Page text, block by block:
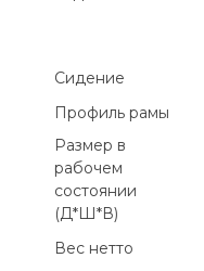
Сидение
Профиль рамы
Размер в
рабочем
состоянии
(Д*Ш*В)
Вес нетто